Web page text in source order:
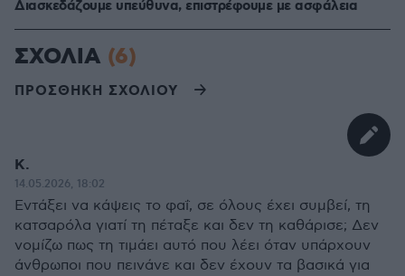
Διασκεδάζουμε υπεύθυνα, επιστρέφουμε με ασφάλεια
ΣΧΟΛΙΑ (6)
ΠΡΟΣΘΗΚΗ ΣΧΟΛΙΟΥ
Κ.
14.05.2026, 18:02
Εντάξει να κάψεις το φαΐ, σε όλους έχει συμβεί, τη
κατσαρόλα γιατί τη πέταξε και δεν τη καθάρισε; Δεν
νομίζω πως τη τιμάει αυτό που λέει όταν υπάρχουν
άνθρωποι που πεινάνε και δεν έχουν τα βασικά για